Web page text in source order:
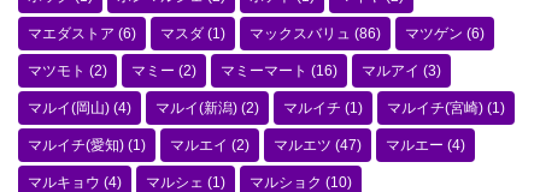
マエダストア (6) マスダ (1) マックスバリュ (86) マツゲン (6)
マツモト (2) マミー (2) マミーマート (16) マルアイ (3)
マルイ(岡山) (4) マルイ(新潟) (2) マルイチ (1) マルイチ(宮崎) (1)
マルイチ(愛知) (1) マルエイ (2) マルエツ (47) マルエー (4)
マルキョウ (4) マルシェ (1) マルショク (10)